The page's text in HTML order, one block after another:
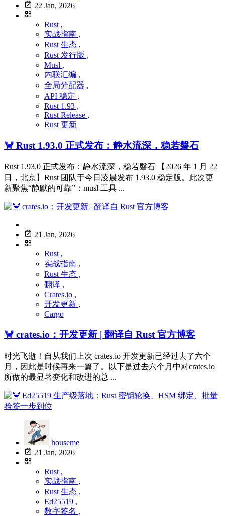
22 Jan, 2026
Rust ,
实战指南 ,
Rust 生态 ,
Rust 发行版 ,
Musl ,
内联汇编 ,
全局分配器 ,
API 稳定 ,
Rust 1.93 ,
Rust Release ,
Rust 更新
🦀 Rust 1.93.0 正式发布：静水流深，稳若磐石
Rust 1.93.0 正式发布：静水流深，稳若磐石 【2026 年 1 月 22
日，北京】Rust 团队于今日凌晨发布 1.93.0 稳定版。此次更
新聚焦“静默的可靠”：musl 工具 ...
21 Jan, 2026
Rust ,
实战指南 ,
Rust 生态 ,
翻译 ,
Crates.io ,
开发更新 ,
Cargo
🦀 crates.io：开发更新 | 翻译自 Rust 官方博客
时光飞逝！自从我们上次 crates.io 开发更新已经过去了六个
月，因此是时候再来一篇了。以下是过去六个月中对crates.io
所做的最显著变化和改进的总 ...
houseme
21 Jan, 2026
Rust ,
实战指南 ,
Rust 生态 ,
Ed25519 ,
数字签名 ,